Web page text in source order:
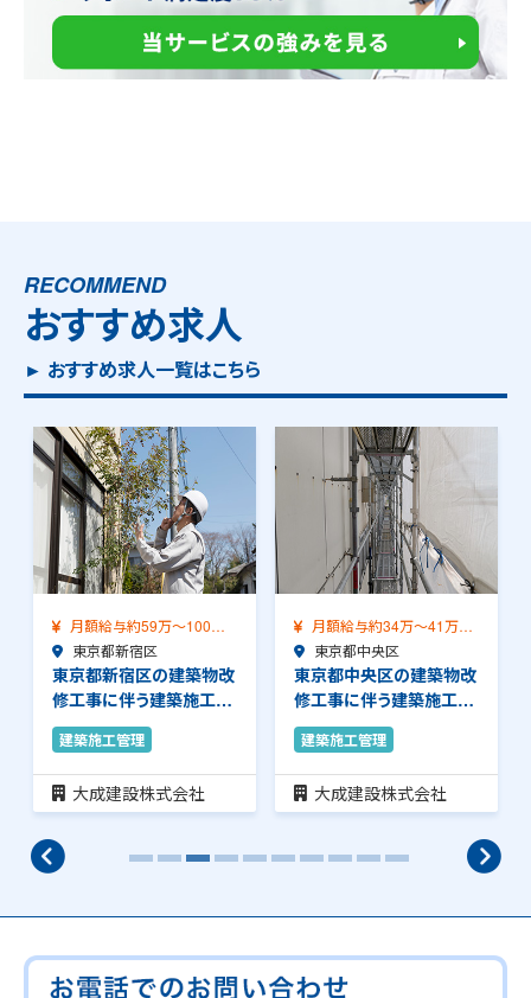
RECOMMEND
おすすめ求人
► おすすめ求人一覧はこちら
月額給与約34万～41万
（前職給与保証）…
東京都中央区
東京都中央区の建築物改
修工事に伴う建築施工管
理のお仕事です。…
建築施工管理
大成建設株式会社
月額給与約42万～58万
（前職給与保証）…
東京都中央区
東京都中央区の建築物改
修工事に伴う建築施工管
理のお仕事です。…
建築施工管理
大成建設株式会社